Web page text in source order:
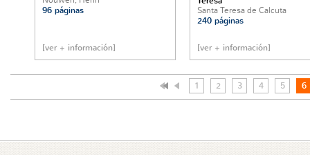
96 páginas
[ver + información]
Santa Teresa de Calcuta
240 páginas
[ver + información]
1 2 3 4 5 6